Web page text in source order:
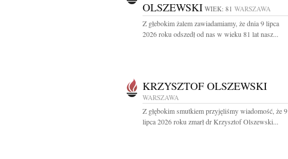
OLSZEWSKI WIEK: 81 WARSZAWA
Z głebokim żalem zawiadamiamy, że dnia 9 lipca
2026 roku odszedł od nas w wieku 81 lat nasz...
KRZYSZTOF OLSZEWSKI
WARSZAWA
Z głębokim smutkiem przyjęliśmy wiadomość, że 9
lipca 2026 roku zmarł dr Krzysztof Olszewski...